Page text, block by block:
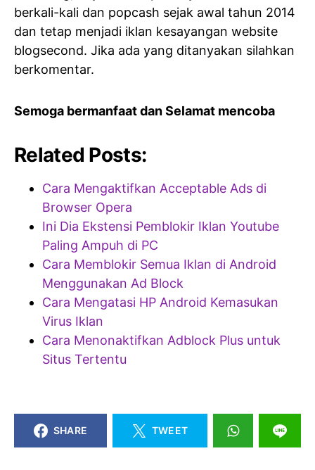
berkali-kali dan popcash sejak awal tahun 2014
dan tetap menjadi iklan kesayangan website
blogsecond. Jika ada yang ditanyakan silahkan
berkomentar.
Semoga bermanfaat dan Selamat mencoba
Related Posts:
Cara Mengaktifkan Acceptable Ads di
Browser Opera
Ini Dia Ekstensi Pemblokir Iklan Youtube
Paling Ampuh di PC
Cara Memblokir Semua Iklan di Android
Menggunakan Ad Block
Cara Mengatasi HP Android Kemasukan
Virus Iklan
Cara Menonaktifkan Adblock Plus untuk
Situs Tertentu
SHARE TWEET